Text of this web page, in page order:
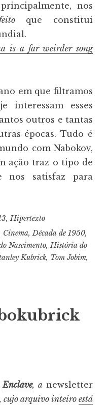
nos
que constitui
is a far weirder song
em que filtramos
interessam esses
outros e tantas
épocas. Tudo é
com Nabokov,
ação traz o tipo de
nos satisfaz para
,Hipertexto
Cinema,Década de 1950,
Nascimento,História do
Kubrick, Tom Jobim,
Enclave, anewsletter
cujo arquivo inteiro está